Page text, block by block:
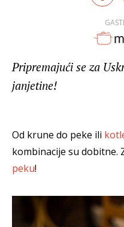
Pripremajući se za
janjetine!
Od krune do peke ili
kombinacije su dobitne.
peku!